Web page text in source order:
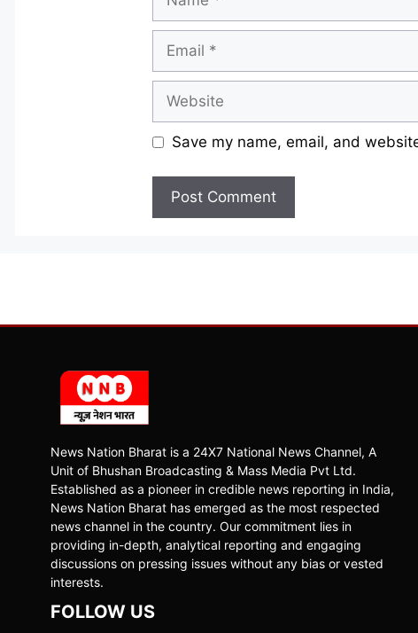
Email
Website
Save my name, email, and
News Nation Bharat is a 24X7 National News Channel, A
Unit of Bhushan Broadcasting & Mass Media Pvt Ltd.
Established as a pioneer in credible news reporting in India,
News Nation Bharat has emerged as the most respected
news channel in the country. Our commitment lies in
providing in-depth, analytical reporting and engaging
discussions on pressing issues without any bias or vested
interests.
FOLLOW US